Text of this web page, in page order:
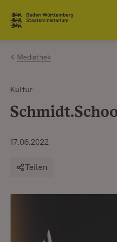
Zum Inhalt springen
Link zur Startseite
Mediathek
Kultur
17.06.2022
Teilen